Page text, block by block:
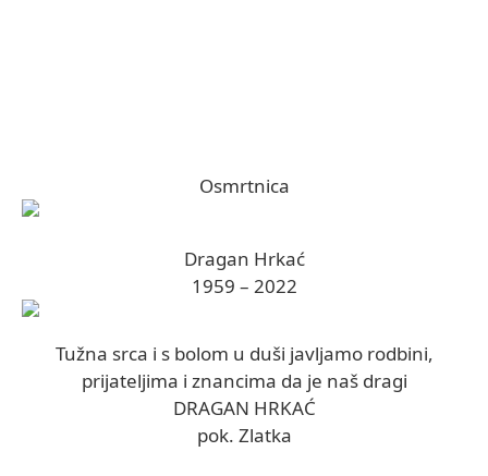
Osmrtnica
Dragan Hrkać
1959 – 2022
Tužna srca i s bolom u duši javljamo rodbini,
prijateljima i znancima da je naš dragi
DRAGAN HRKAĆ
pok. Zlatka